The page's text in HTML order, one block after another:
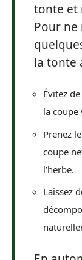
tonte et
Pour ne
la tonte
Évitez
la coupe
Prenez
coupe
l’herbe.
Laissez